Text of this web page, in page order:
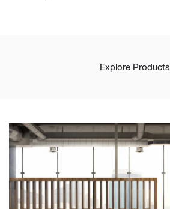
Explore Products